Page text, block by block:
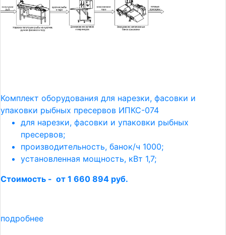
Комплект оборудования для нарезки, фасовки и
упаковки рыбных пресервов ИПКС-074
для нарезки, фасовки и упаковки рыбных
пресервов;
производительность, банок/ч 1000;
установленная мощность, кВт 1,7;
Стоимость - от 1 660 894 руб.
подробнее